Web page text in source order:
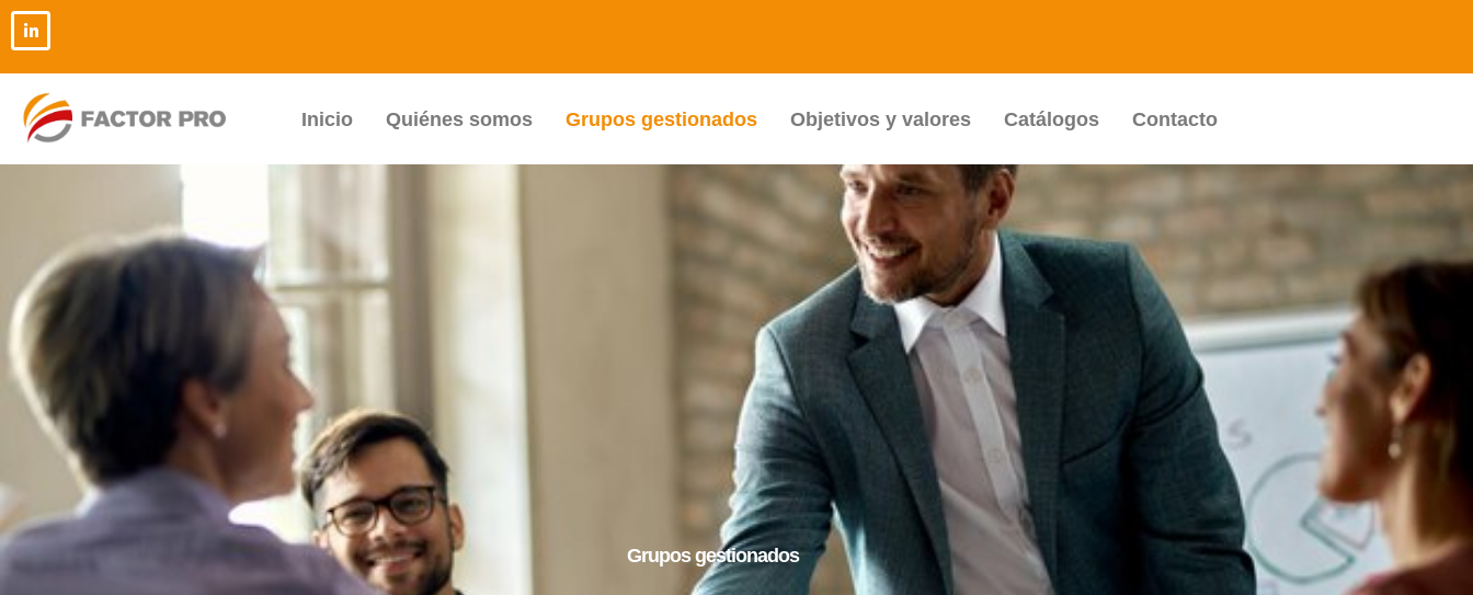
al
contenido
Inicio
Quiénes somos Grupos gestionados Objetivos y valores Catálogos Contacto
Grupos gestionados